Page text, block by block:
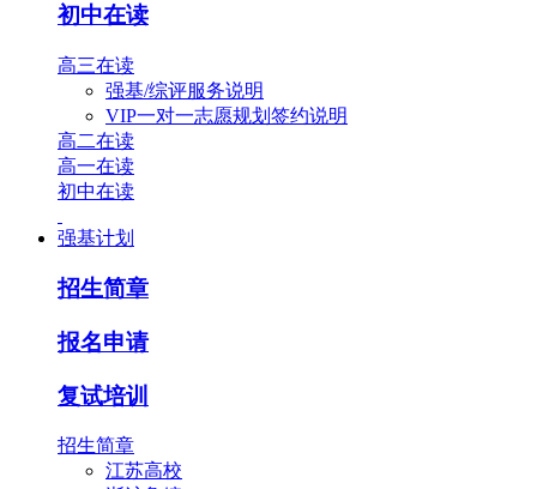
初中在读
高三在读
强基/综评服务说明
VIP一对一志愿规划签约说明
高二在读
高一在读
初中在读
强基计划
招生简章
报名申请
复试培训
招生简章
江苏高校